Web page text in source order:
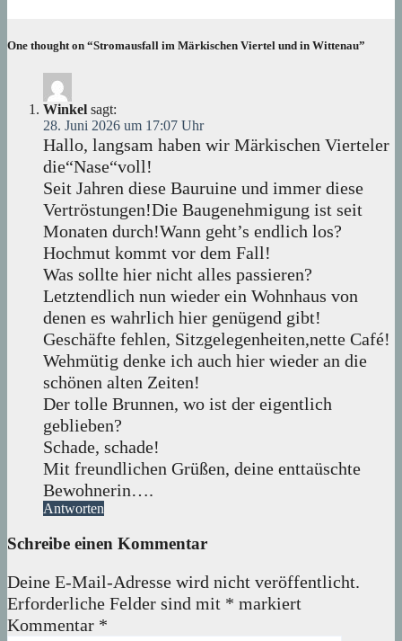
One thought on “Stromausfall im Märkischen Viertel und in Wittenau”
Winkel sagt:
28. Juni 2026 um 17:07 Uhr
Hallo, langsam haben wir Märkischen Vierteler
die“Nase“voll!
Seit Jahren diese Bauruine und immer diese
Vertröstungen!Die Baugenehmigung ist seit
Monaten durch!Wann geht’s endlich los?
Hochmut kommt vor dem Fall!
Was sollte hier nicht alles passieren?
Letztendlich nun wieder ein Wohnhaus von
denen es wahrlich hier genügend gibt!
Geschäfte fehlen, Sitzgelegenheiten,nette Café!
Wehmütig denke ich auch hier wieder an die
schönen alten Zeiten!
Der tolle Brunnen, wo ist der eigentlich
geblieben?
Schade, schade!
Mit freundlichen Grüßen, deine enttaüschte
Bewohnerin….
Antworten
Schreibe einen Kommentar
Deine E-Mail-Adresse wird nicht veröffentlicht.
Erforderliche Felder sind mit * markiert
Kommentar *